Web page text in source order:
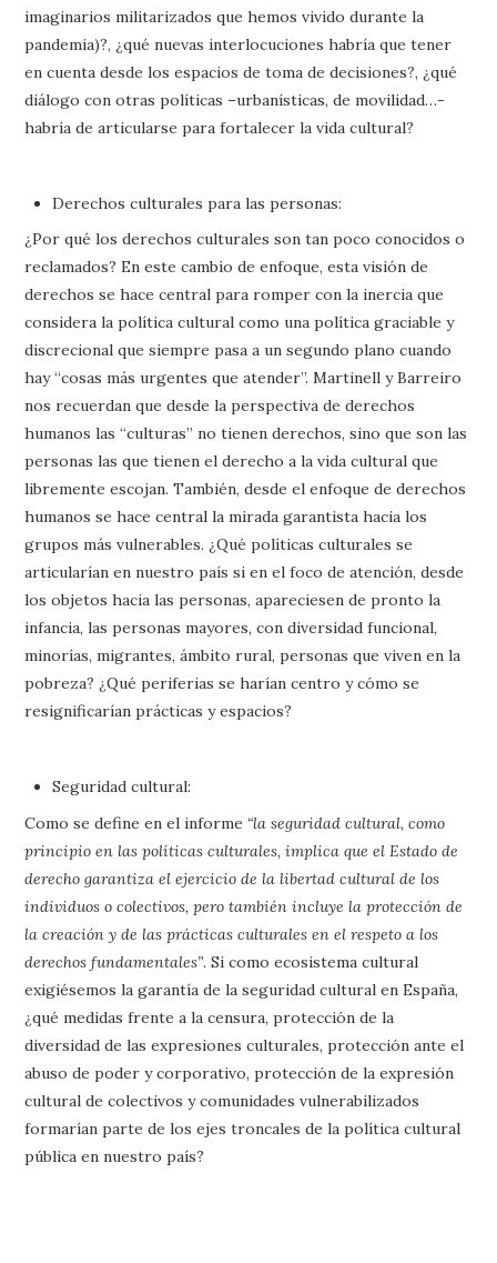
imaginarios militarizados que hemos vivido durante la
pandemia)?, ¿qué nuevas interlocuciones habría que tener
en cuenta desde los espacios de toma de decisiones?, ¿qué
diálogo con otras políticas –urbanísticas, de movilidad…-
habría de articularse para fortalecer la vida cultural?
Derechos culturales para las personas:
¿Por qué los derechos culturales son tan poco conocidos o
reclamados? En este cambio de enfoque, esta visión de
derechos se hace central para romper con la inercia que
considera la política cultural como una política graciable y
discrecional que siempre pasa a un segundo plano cuando
hay “cosas más urgentes que atender”. Martinell y Barreiro
nos recuerdan que desde la perspectiva de derechos
humanos las “culturas” no tienen derechos, sino que son las
personas las que tienen el derecho a la vida cultural que
libremente escojan. También, desde el enfoque de derechos
humanos se hace central la mirada garantista hacia los
grupos más vulnerables. ¿Qué políticas culturales se
articularían en nuestro país si en el foco de atención, desde
los objetos hacia las personas, apareciesen de pronto la
infancia, las personas mayores, con diversidad funcional,
minorías, migrantes, ámbito rural, personas que viven en la
pobreza? ¿Qué periferias se harían centro y cómo se
resignificarían prácticas y espacios?
Seguridad cultural:
Como se define en el informe “la seguridad cultural, como
principio en las políticas culturales, implica que el Estado de
derecho garantiza el ejercicio de la libertad cultural de los
individuos o colectivos, pero también incluye la protección de
la creación y de las prácticas culturales en el respeto a los
derechos fundamentales”. Si como ecosistema cultural
exigiésemos la garantía de la seguridad cultural en España,
¿qué medidas frente a la censura, protección de la
diversidad de las expresiones culturales, protección ante el
abuso de poder y corporativo, protección de la expresión
cultural de colectivos y comunidades vulnerabilizados
formarían parte de los ejes troncales de la política cultural
pública en nuestro país?